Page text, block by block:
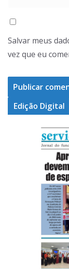
Salvar meus
vez que eu
Edição Digital